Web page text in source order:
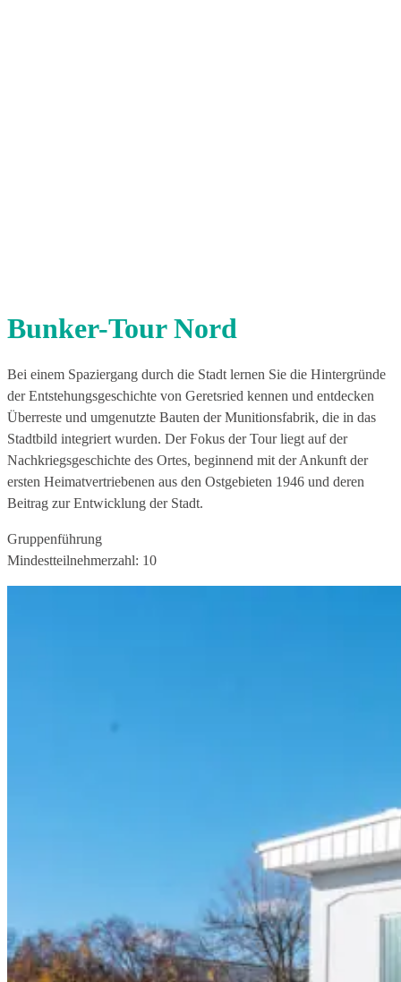
Bunker-Tour Nord
Bei einem Spaziergang durch die Stadt lernen Sie die Hintergründe
der Entstehungsgeschichte von Geretsried kennen und entdecken
Überreste und umgenutzte Bauten der Munitionsfabrik, die in das
Stadtbild integriert wurden. Der Fokus der Tour liegt auf der
Nachkriegsgeschichte des Ortes, beginnend mit der Ankunft der
ersten Heimatvertriebenen aus den Ostgebieten 1946 und deren
Beitrag zur Entwicklung der Stadt.
Gruppenführung
Mindestteilnehmerzahl: 10